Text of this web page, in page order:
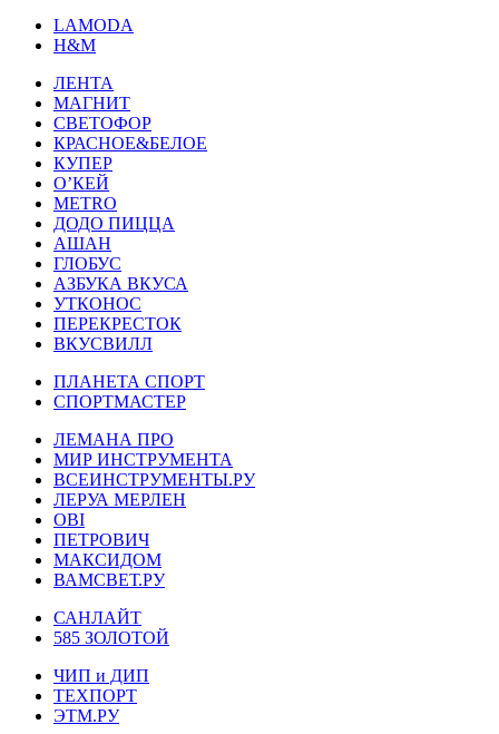
LAMODA
H&M
ЛЕНТА
МАГНИТ
СВЕТОФОР
КРАСНОЕ&БЕЛОЕ
КУПЕР
О’КЕЙ
METRO
ДОДО ПИЦЦА
АШАН
ГЛОБУС
АЗБУКА ВКУСА
УТКОНОС
ПЕРЕКРЕСТОК
ВКУСВИЛЛ
ПЛАНЕТА СПОРТ
СПОРТМАСТЕР
ЛЕМАНА ПРО
МИР ИНСТРУМЕНТА
ВСЕИНСТРУМЕНТЫ.РУ
ЛЕРУА МЕРЛЕН
OBI
ПЕТРОВИЧ
МАКСИДОМ
ВАМСВЕТ.РУ
САНЛАЙТ
585 ЗОЛОТОЙ
ЧИП и ДИП
ТЕХПОРТ
ЭТМ.РУ